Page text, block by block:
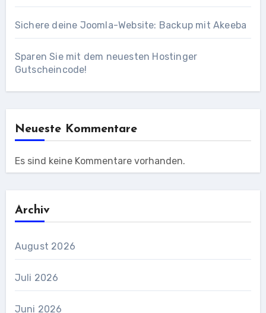
Sichere deine Joomla-Website: Backup mit Akeeba
Sparen Sie mit dem neuesten Hostinger
Gutscheincode!
Neueste Kommentare
Es sind keine Kommentare vorhanden.
Archiv
August 2026
Juli 2026
Juni 2026